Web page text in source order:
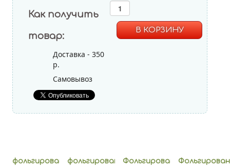
Пастель Ассорти
Декоратор Ассорти
Без рисунка
Как получить
товар:
Доставка - 350
р.
Самовывоз
фольгированныефольгированныеФольгированные